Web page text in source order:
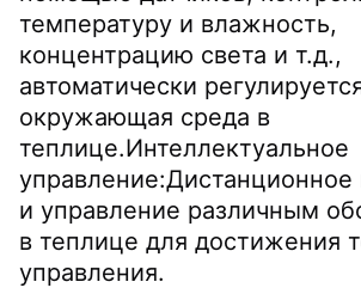
температуру и влажность,
концентрацию света и т.д.,
автоматически
окружающая среда в
теплице.Интеллектуальное
и управление различным
в теплице для достижения
управления.